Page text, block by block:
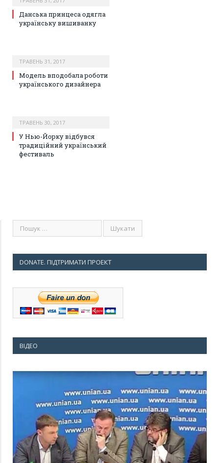
Данська принцеса одягла
українську вишиванку
ТРАВЕНЬ 31, 2017
Модель вподобала роботи
українського дизайнера
ТРАВЕНЬ 30, 2017
У Нью-Йорку відбувся
традиційний український
фестиваль
DONATE. ПІДТРИМАТИ ПРОЕКТ
ВІДЕО